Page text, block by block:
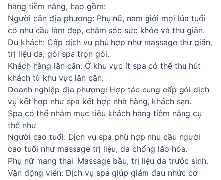
hàng tiềm năng, bao gồm:
Người dân địa phương: Phụ nữ, nam giới mọi lứa tuổi
có nhu cầu làm đẹp, chăm sóc sức khỏe và thư giãn.
Du khách: Cấp dịch vụ phù hợp như massage thư giãn,
trị liệu da, gói spa trọn gói.
Khách hàng lân cận: Ở khu vực ít spa có thể thu hút
khách từ khu vực lân cận.
Doanh nghiệp địa phương: Hợp tác cung cấp gói dịch
vụ kết hợp như spa kết hợp nhà hàng, khách sạn.
Spa có thể nhắm mục tiêu khách hàng tiềm năng cụ
thể như:
Người cao tuổi: Dịch vụ spa phù hợp nhu cầu người
cao tuổi như massage trị liệu, da chống lão hóa.
Phụ nữ mang thai: Massage bầu, trị liệu da trước sinh.
Vận động viên: Dịch vụ spa giúp giảm đau nhức cơ